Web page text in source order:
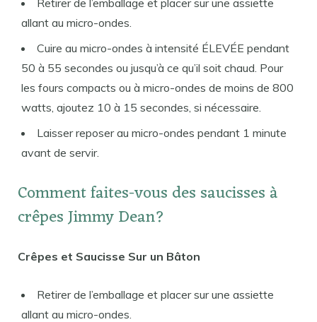
Retirer de l’emballage et placer sur une assiette
allant au micro-ondes.
Cuire au micro-ondes à intensité ÉLEVÉE pendant
50 à 55 secondes ou jusqu’à ce qu’il soit chaud. Pour
les fours compacts ou à micro-ondes de moins de 800
watts, ajoutez 10 à 15 secondes, si nécessaire.
Laisser reposer au micro-ondes pendant 1 minute
avant de servir.
Comment faites-vous des saucisses à
crêpes Jimmy Dean?
Crêpes et Saucisse Sur un Bâton
Retirer de l’emballage et placer sur une assiette
allant au micro-ondes.